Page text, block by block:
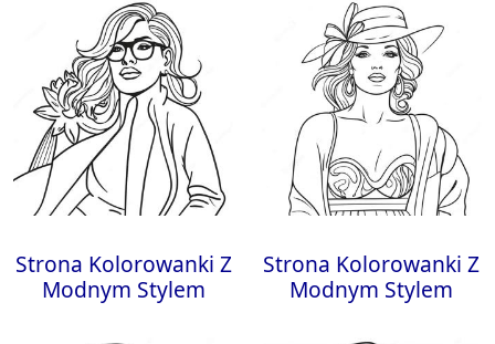
Strona Kolorowanki Z
Modnym Stylem
Strona Kolorowanki Z
Modnym Stylem